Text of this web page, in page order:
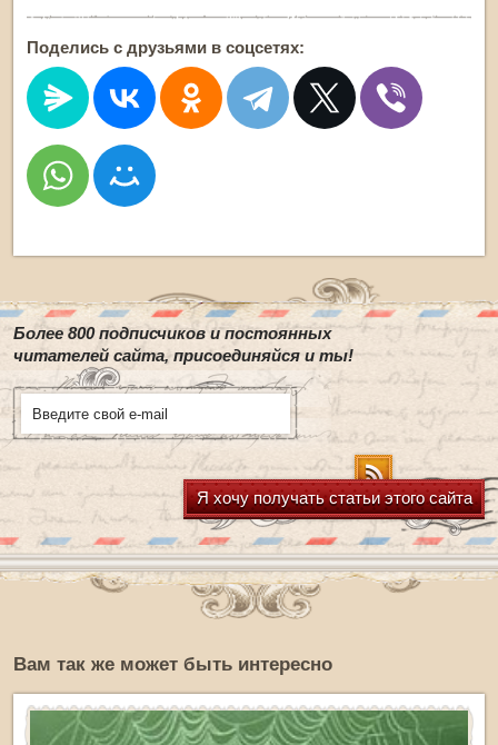
Поделись с друзьями в соцсетях:
Более 800 подписчиков и постоянных
читателей сайта, присоединяйся и ты!
Я хочу получать статьи этого сайта
Вам так же может быть интересно